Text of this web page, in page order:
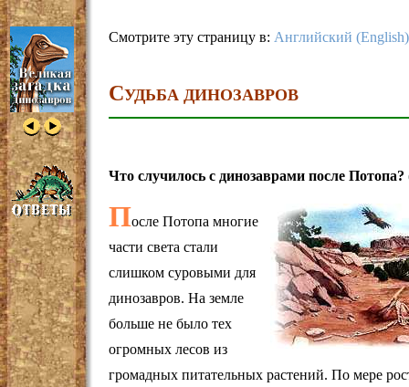
Смотрите эту страницу в: Английский (English)
СУДЬБА ДИНОЗАВРОВ
Что случилось с динозаврами после Потопа?
После Потопа многие
части света стали
слишком суровыми для
динозавров. На земле
больше не было тех
огромных лесов из
громадных питательных растений. По мере